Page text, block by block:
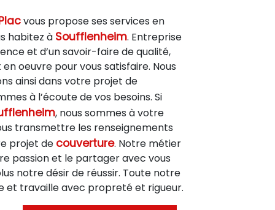
vous propose ses services en
habitez à Soufflenheim. Entreprise
et d’un savoir-faire de qualité,
oeuvre pour vous satisfaire. Nous
ainsi dans votre projet de
à l’écoute de vos besoins. Si
, nous sommes à votre
transmettre les renseignements
projet de couverture. Notre métier
passion et le partager avec vous
notre désir de réussir. Toute notre
et travaille avec propreté et rigueur.